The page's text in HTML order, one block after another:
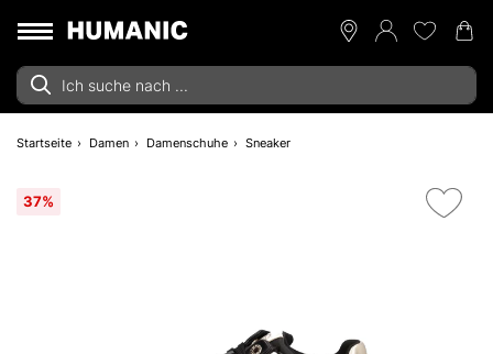
Startseite Damen Damenschuhe Sneaker
37%